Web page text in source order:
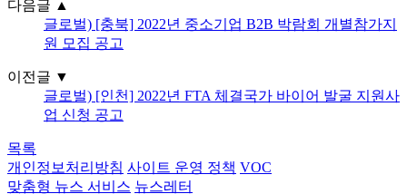
다음글 ▲
글로벌) [충북] 2022년 중소기업 B2B 박람회 개별참가지
원 모집 공고
이전글 ▼
글로벌) [인천] 2022년 FTA 체결국가 바이어 발굴 지원사
업 신청 공고
목록
개인정보처리방침 사이트 운영 정책 VOC
맞춤형 뉴스 서비스 뉴스레터